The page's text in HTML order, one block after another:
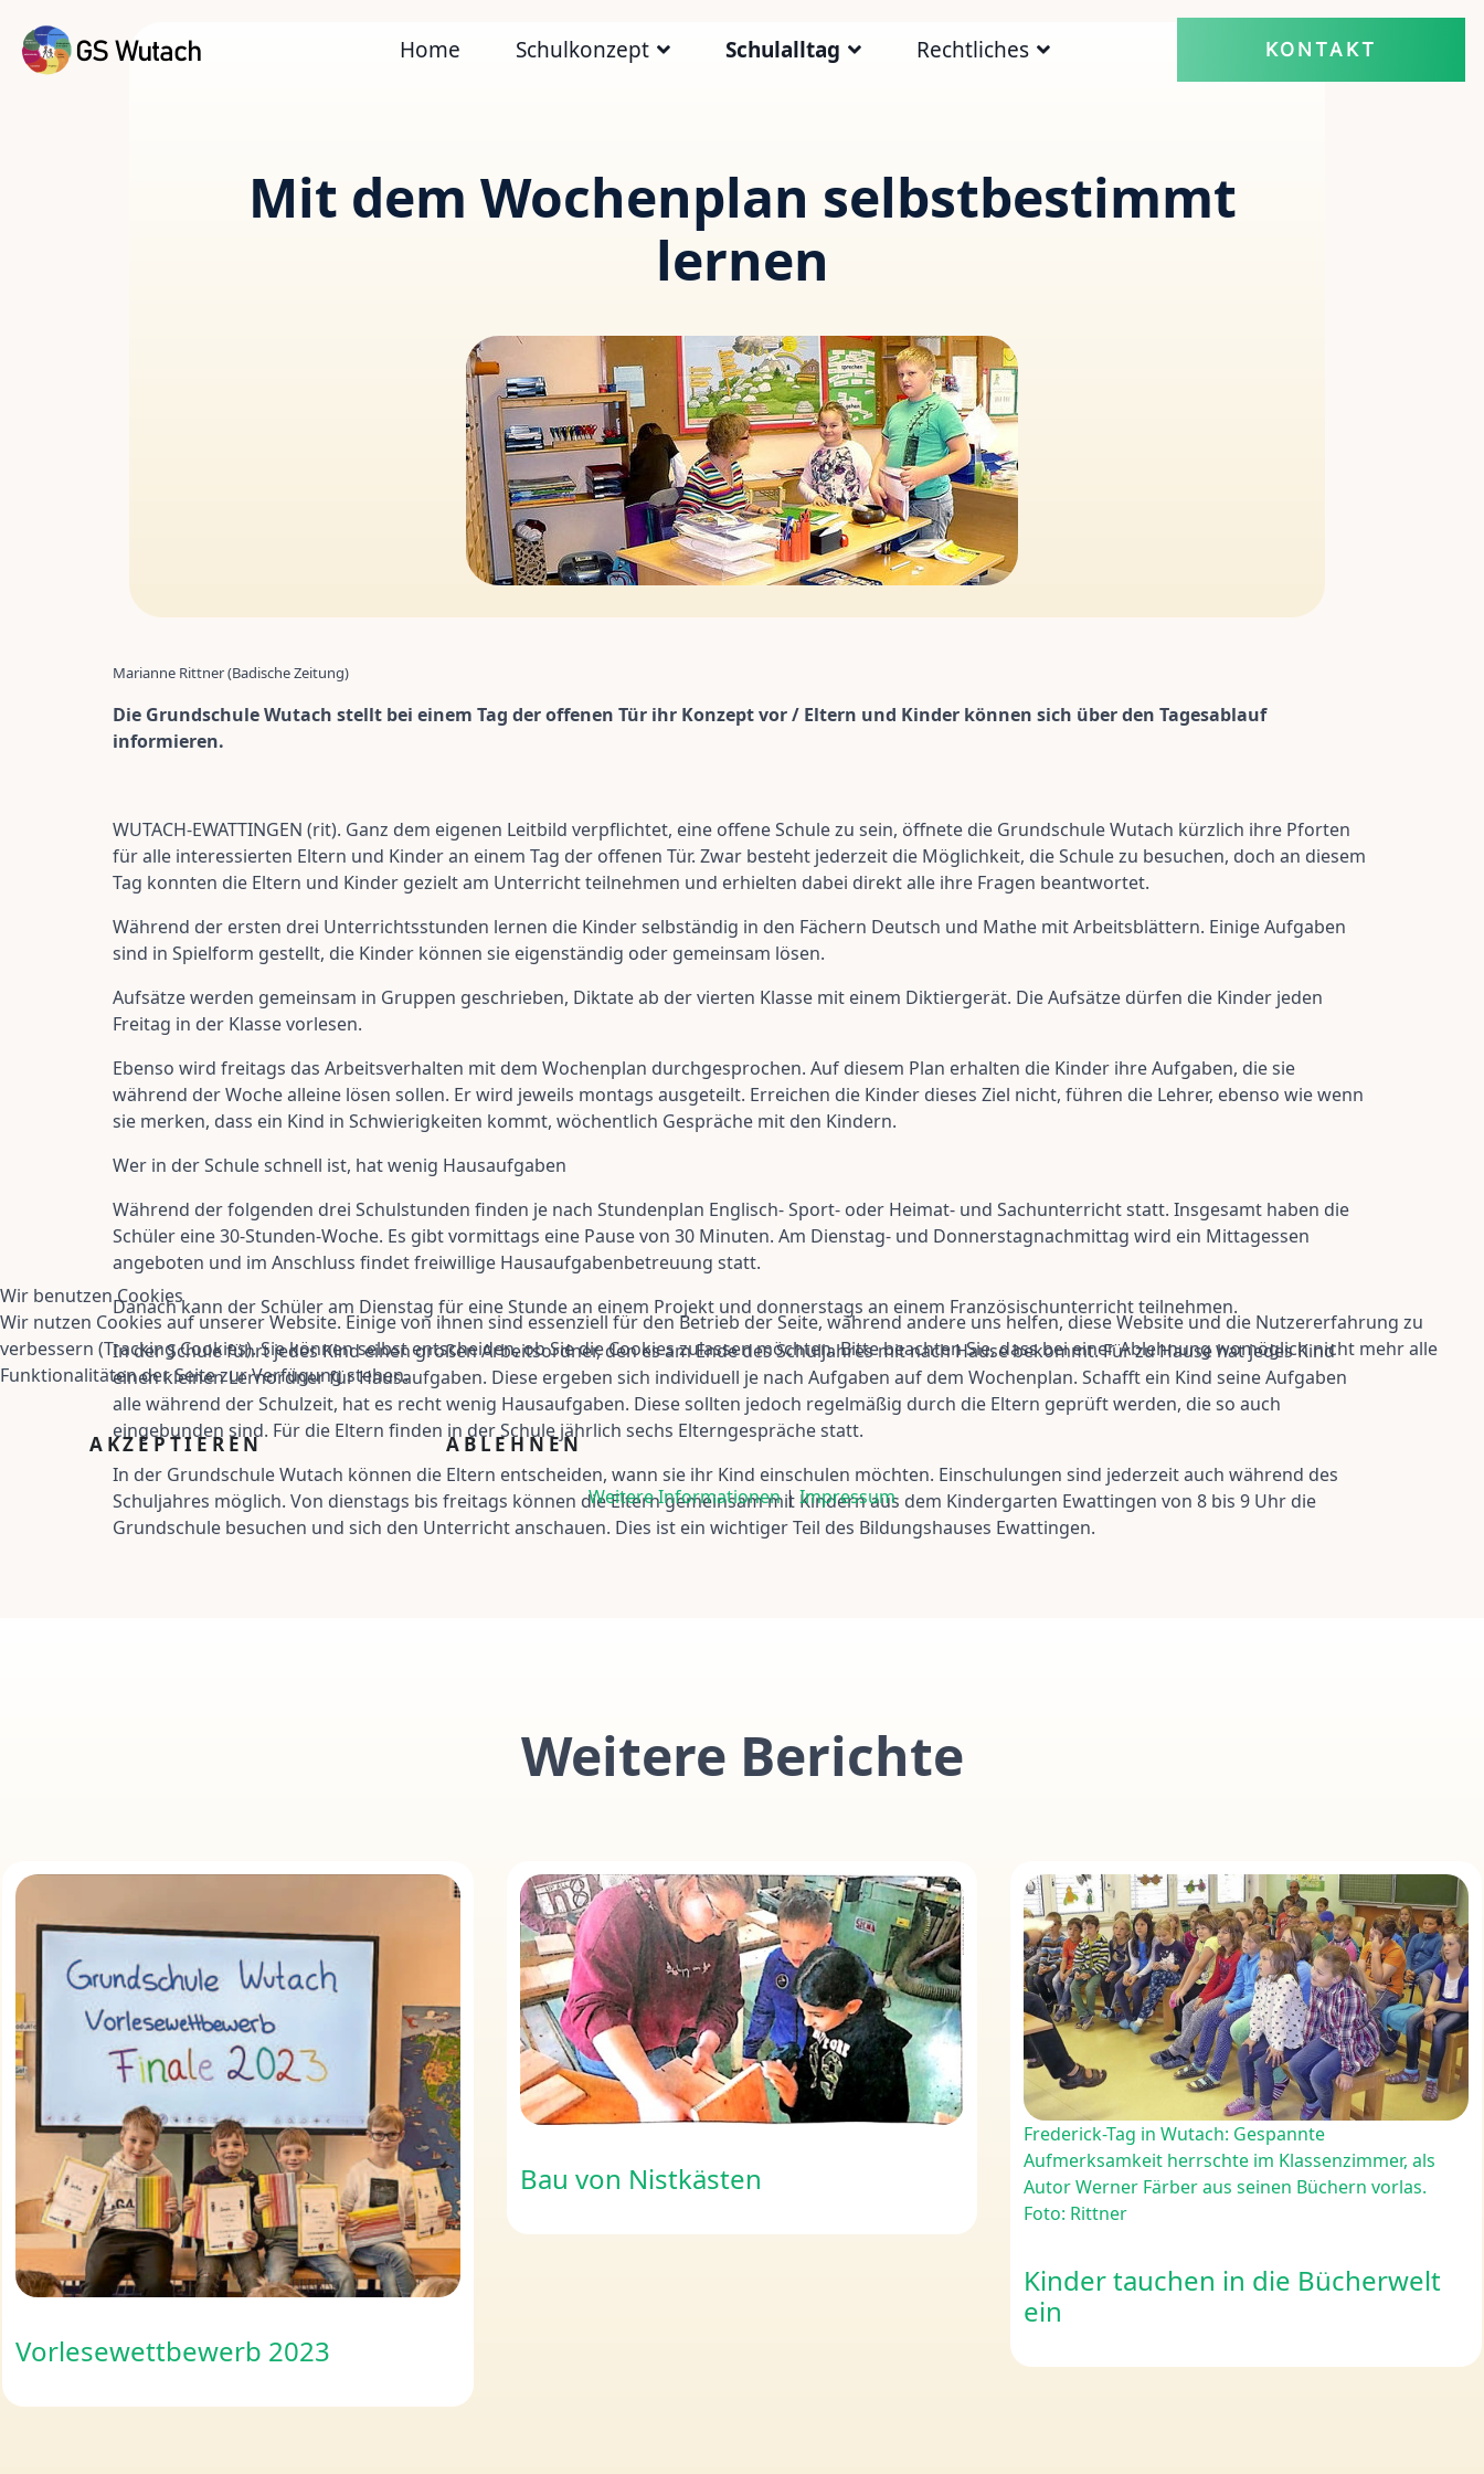
KONTAKT
Home Schulkonzept Schulalltag Rechtliches
Mit dem Wochenplan selbstbestimmt
lernen
Marianne Rittner (Badische Zeitung)
Die Grundschule Wutach stellt bei einem Tag der offenen Tür ihr Konzept vor / Eltern und Kinder können sich über den Tagesablauf
informieren.
WUTACH-EWATTINGEN (rit). Ganz dem eigenen Leitbild verpflichtet, eine offene Schule zu sein, öffnete die Grundschule Wutach kürzlich ihre Pforten
für alle interessierten Eltern und Kinder an einem Tag der offenen Tür. Zwar besteht jederzeit die Möglichkeit, die Schule zu besuchen, doch an diesem
Tag konnten die Eltern und Kinder gezielt am Unterricht teilnehmen und erhielten dabei direkt alle ihre Fragen beantwortet.
Während der ersten drei Unterrichtsstunden lernen die Kinder selbständig in den Fächern Deutsch und Mathe mit Arbeitsblättern. Einige Aufgaben
sind in Spielform gestellt, die Kinder können sie eigenständig oder gemeinsam lösen.
Aufsätze werden gemeinsam in Gruppen geschrieben, Diktate ab der vierten Klasse mit einem Diktiergerät. Die Aufsätze dürfen die Kinder jeden
Freitag in der Klasse vorlesen.
Ebenso wird freitags das Arbeitsverhalten mit dem Wochenplan durchgesprochen. Auf diesem Plan erhalten die Kinder ihre Aufgaben, die sie
während der Woche alleine lösen sollen. Er wird jeweils montags ausgeteilt. Erreichen die Kinder dieses Ziel nicht, führen die Lehrer, ebenso wie wenn
sie merken, dass ein Kind in Schwierigkeiten kommt, wöchentlich Gespräche mit den Kindern.
Wer in der Schule schnell ist, hat wenig Hausaufgaben
Während der folgenden drei Schulstunden finden je nach Stundenplan Englisch- Sport- oder Heimat- und Sachunterricht statt. Insgesamt haben die
Schüler eine 30-Stunden-Woche. Es gibt vormittags eine Pause von 30 Minuten. Am Dienstag- und Donnerstagnachmittag wird ein Mittagessen
angeboten und im Anschluss findet freiwillige Hausaufgabenbetreuung statt.
Danach kann der Schüler am Dienstag für eine Stunde an einem Projekt und donnerstags an einem Französischunterricht teilnehmen.
In der Schule führt jedes Kind einen großen Arbeitsordner, den es am Ende des Schuljahres mit nach Hause bekommt. Für zu Hause hat jedes Kind
einen kleinen Lernordner für Hausaufgaben. Diese ergeben sich individuell je nach Aufgaben auf dem Wochenplan. Schafft ein Kind seine Aufgaben
alle während der Schulzeit, hat es recht wenig Hausaufgaben. Diese sollten jedoch regelmäßig durch die Eltern geprüft werden, die so auch
eingebunden sind. Für die Eltern finden in der Schule jährlich sechs Elterngespräche statt.
In der Grundschule Wutach können die Eltern entscheiden, wann sie ihr Kind einschulen möchten. Einschulungen sind jederzeit auch während des
Schuljahres möglich. Von dienstags bis freitags können die Eltern gemeinsam mit Kindern aus dem Kindergarten Ewattingen von 8 bis 9 Uhr die
Grundschule besuchen und sich den Unterricht anschauen. Dies ist ein wichtiger Teil des Bildungshauses Ewattingen.
Weitere Berichte
Vorlesewettbewerb 2023
Bau von Nistkästen
Frederick-Tag in Wutach: Gespannte
Aufmerksamkeit herrschte im Klassenzimmer, als
Autor Werner Färber aus seinen Büchern vorlas.
Foto: Rittner
Kinder tauchen in die Bücherwelt
ein
Wir benutzen Cookies
Wir nutzen Cookies auf unserer Website. Einige von ihnen sind essenziell für den Betrieb der Seite, während andere uns helfen, diese Website und die Nutzererfahrung zu
verbessern (Tracking Cookies). Sie können selbst entscheiden, ob Sie die Cookies zulassen möchten. Bitte beachten Sie, dass bei einer Ablehnung womöglich nicht mehr alle
Funktionalitäten der Seite zur Verfügung stehen.
AKZEPTIEREN ABLEHNEN
Weitere Informationen|Impressum